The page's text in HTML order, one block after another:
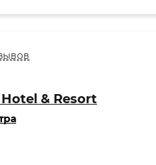
& Resort